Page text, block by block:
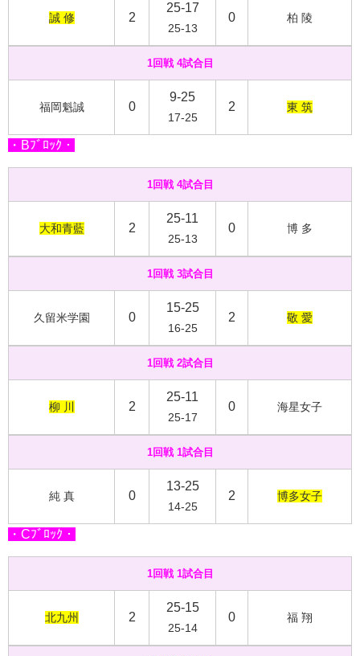
誠 修 2
25-17
25-13
0 柏 陵
1回戦 4試合目
福岡魁誠 0
9-25
17-25
2 東 筑
・Bﾌﾞﾛｯｸ・
1回戦 4試合目
大和青藍 2
25-11
25-13
0 博 多
1回戦 3試合目
久留米学園 0
15-25
16-25
2 敬 愛
1回戦 2試合目
柳 川 2
25-11
25-17
0 海星女子
1回戦 1試合目
純 真 0
13-25
14-25
2 博多女子
・Cﾌﾞﾛｯｸ・
1回戦 1試合目
北九州 2
25-15
25-14
0 福 翔